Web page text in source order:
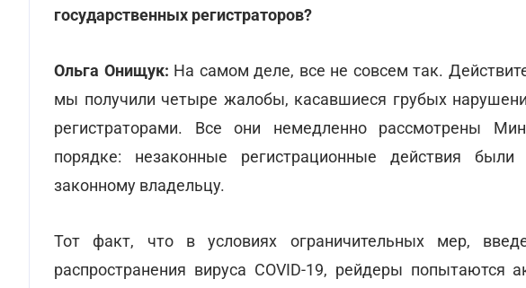
государственных регистраторов?
Ольга Онищук: На самом деле, все не совсем так.
мы получили четыре жалобы, касавшиеся грубых
регистраторами. Все они немедленно рассмотрены
порядке: незаконные регистрационные действия
законному владельцу.
Тот факт, что в условиях ограничительных мер,
распространения вируса COVID-19, рейдеры попытаются